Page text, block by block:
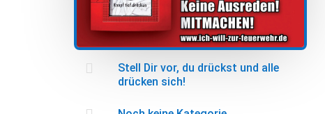

Stell Dir vor, du drückst und alle
drücken sich!